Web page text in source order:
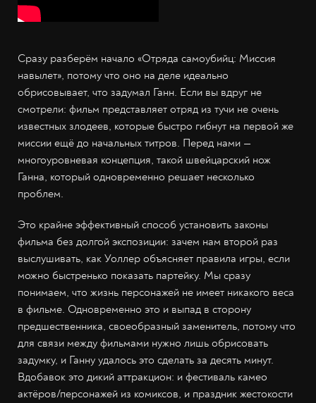
Сразу разберём начало «Отряда самоубийц: Миссия
навылет», потому что оно на деле идеально
обрисовывает, что задумал Ганн. Если вы вдруг не
смотрели: фильм представляет отряд из тучи не очень
известных злодеев, которые быстро гибнут на первой же
миссии ещё до начальных титров. Перед нами —
многоуровневая концепция, такой швейцарский нож
Ганна, который одновременно решает несколько
проблем.
Это крайне эффективный способ установить законы
фильма без долгой экспозиции: зачем нам второй раз
выслушивать, как Уоллер объясняет правила игры, если
можно быстренько показать партейку. Мы сразу
понимаем, что жизнь персонажей не имеет никакого веса
в фильме. Одновременно это и выпад в сторону
предшественника, своеобразный заменитель, потому что
для связи между фильмами нужно лишь обрисовать
задумку, и Ганну удалось это сделать за десять минут.
Вдобавок это дикий аттракцион: и фестиваль камео
актёров/персонажей из комиксов, и праздник жестокости